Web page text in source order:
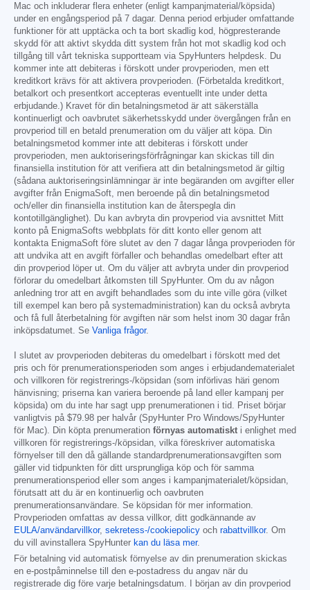
Mac och inkluderar flera enheter (enligt kampanjmaterial/köpsida)
under en engångsperiod på 7 dagar. Denna period erbjuder omfattande
funktioner för att upptäcka och ta bort skadlig kod, högpresterande
skydd för att aktivt skydda ditt system från hot mot skadlig kod och
tillgång till vårt tekniska supportteam via SpyHunters helpdesk. Du
kommer inte att debiteras i förskott under provperioden, men ett
kreditkort krävs för att aktivera provperioden. (Förbetalda kreditkort,
betalkort och presentkort accepteras eventuellt inte under detta
erbjudande.) Kravet för din betalningsmetod är att säkerställa
kontinuerligt och oavbrutet säkerhetsskydd under övergången från en
provperiod till en betald prenumeration om du väljer att köpa. Din
betalningsmetod kommer inte att debiteras i förskott under
provperioden, men auktoriseringsförfrågningar kan skickas till din
finansiella institution för att verifiera att din betalningsmetod är giltig
(sådana auktoriseringsinlämningar är inte begäranden om avgifter eller
avgifter från EnigmaSoft, men beroende på din betalningsmetod
och/eller din finansiella institution kan de återspegla din
kontotillgänglighet). Du kan avbryta din provperiod via avsnittet Mitt
konto på EnigmaSofts webbplats för ditt konto eller genom att
kontakta EnigmaSoft före slutet av den 7 dagar långa provperioden för
att undvika att en avgift förfaller och behandlas omedelbart efter att
din provperiod löper ut. Om du väljer att avbryta under din provperiod
förlorar du omedelbart åtkomsten till SpyHunter. Om du av någon
anledning tror att en avgift behandlades som du inte ville göra (vilket
till exempel kan bero på systemadministration) kan du också avbryta
och få full återbetalning för avgiften när som helst inom 30 dagar från
inköpsdatumet. Se Vanliga frågor.
I slutet av provperioden debiteras du omedelbart i förskott med det
pris och för prenumerationsperioden som anges i erbjudandematerialet
och villkoren för registrerings-/köpsidan (som införlivas häri genom
hänvisning; priserna kan variera beroende på land eller kampanj per
köpsida) om du inte har sagt upp prenumerationen i tid. Priset börjar
vanligtvis på $79.98 per halvår (SpyHunter Pro Windows/SpyHunter
för Mac). Din köpta prenumeration förnyas automatiskt i enlighet med
villkoren för registrerings-/köpsidan, vilka föreskriver automatiska
förnyelser till den då gällande standardprenumerationsavgiften som
gäller vid tidpunkten för ditt ursprungliga köp och för samma
prenumerationsperiod eller som anges i kampanjmaterialet/köpsidan,
förutsatt att du är en kontinuerlig och oavbruten
prenumerationsanvändare. Se köpsidan för mer information.
Provperioden omfattas av dessa villkor, ditt godkännande av
EULA/användarvillkor, sekretess-/cookiepolicy och rabattvillkor. Om
du vill avinstallera SpyHunter kan du läsa mer.
För betalning vid automatisk förnyelse av din prenumeration skickas
en e-postpåminnelse till den e-postadress du angav när du
registrerade dig före varje betalningsdatum. I början av din provperiod